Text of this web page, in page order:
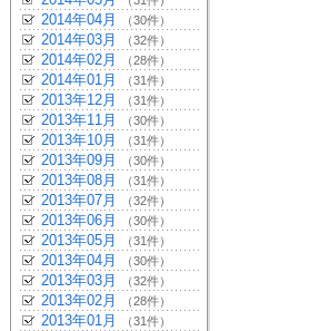
2014年04月 （30件）
2014年03月 （32件）
2014年02月 （28件）
2014年01月 （31件）
2013年12月 （31件）
2013年11月 （30件）
2013年10月 （31件）
2013年09月 （30件）
2013年08月 （31件）
2013年07月 （32件）
2013年06月 （30件）
2013年05月 （31件）
2013年04月 （30件）
2013年03月 （32件）
2013年02月 （28件）
2013年01月 （31件）